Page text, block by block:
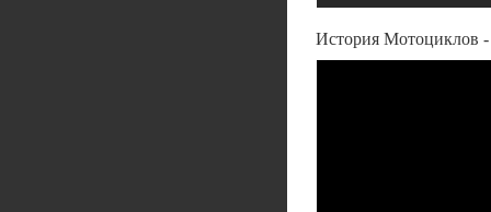
История Мотоциклов